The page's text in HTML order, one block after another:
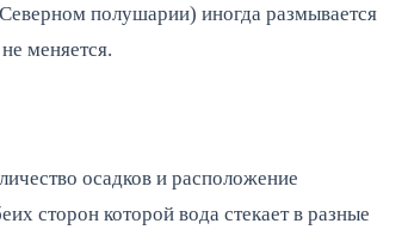
полушарии) иногда размывается
меняется.
осадков и расположение
сторон которой вода стекает в разные